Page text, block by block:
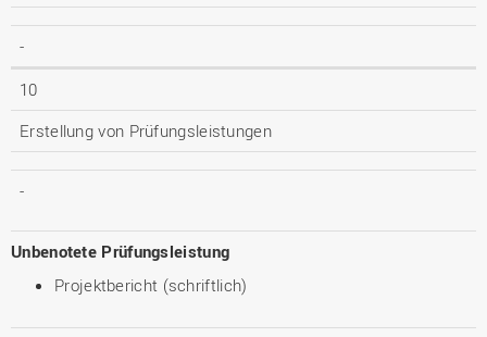
-
10
Erstellung von Prüfungsleistungen
-
Unbenotete Prüfungsleistung
Projektbericht (schriftlich)